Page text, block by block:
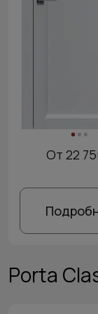
От 22
Porta